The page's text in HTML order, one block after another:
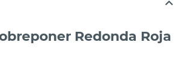
Redonda Roja